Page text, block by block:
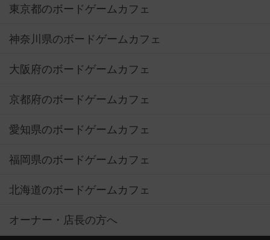
東京都のボードゲームカフェ
神奈川県のボードゲームカフェ
大阪府のボードゲームカフェ
京都府のボードゲームカフェ
愛知県のボードゲームカフェ
福岡県のボードゲームカフェ
北海道のボードゲームカフェ
オーナー・店長の方へ